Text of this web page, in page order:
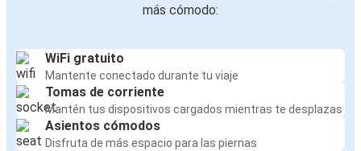
más cómodo:
WiFi gratuito
Mantente conectado durante tu viaje
Tomas de corriente
Mantén tus dispositivos cargados mientras te desplazas
Asientos cómodos
Disfruta de más espacio para las piernas